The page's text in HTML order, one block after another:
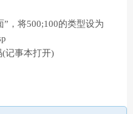
，将500;100的类型设为
(记事本打开)